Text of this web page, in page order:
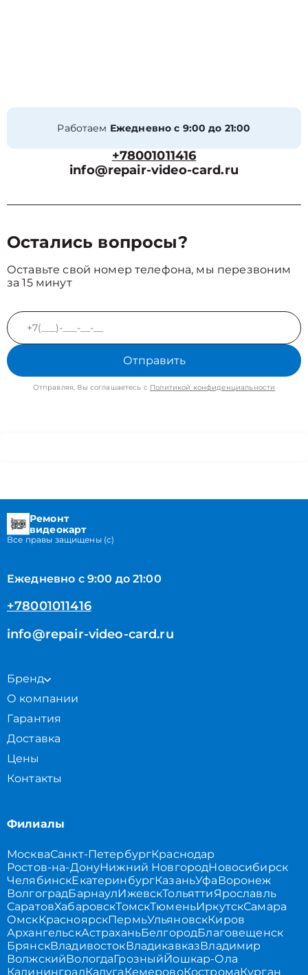
Работаем Ежедневно с 9:00 до 21:00
+78001011416
info@repair-video-card.ru
Остались вопросы?
Оставьте свой номер телефона, мы перезвоним
за 15 минут
Отправить
Отправляя, Вы соглашаетесь с Политикой конфиденциальности
Ремонт
видеокарт
Все правы защищены (с)
Ежедневно с 9:00 до 21:00
+78001011416
info@repair-video-card.ru
Бренд
О компании
Гарантия
Доставка
Цены
Контакты
Филиалы
МоскваСанкт-ПетербургКраснодар
Ростов-на-ДонуНижний НовгородНовосибирск
ЧелябинскЕкатеринбургКазаньУфаВоронеж
ВолгоградБарнаулИжевскТольяттиЯрославль
СаратовХабаровскТомскТюменьИркутскСамара
ОмскКрасноярскПермьУльяновскКиров
АрхангельскАстраханьБелгородБлаговещенск
БрянскВладивостокВладикавказВладимир
ВолжскийВологдаГрозныйЙошкар-Ола
КалининградКалугаКемеровоКостромаКурган